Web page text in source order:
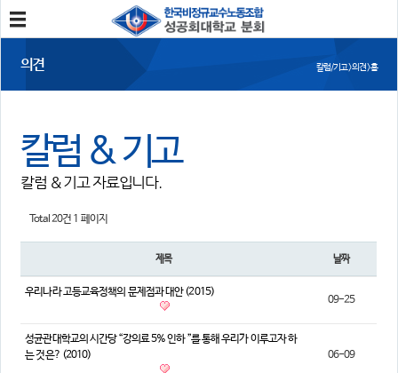
분회소개
소식
공지사항
자유게시판 건의사항
사진/영상자료
의견 칼럼/기고 > 의견 > 홈
칼럼 & 기고
칼럼 & 기고 자료입니다.
Total 20건 1 페이지
제목 날짜
우리나라 고등교육정책의 문제점과 대안 (2015)
09-25
성균관대학교의 시간당 “강의료 5% 인하 ”를 통해 우리가 이루고자 하
는 것은? (2010)
06-09